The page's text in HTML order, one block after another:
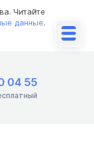
Читайте
данные.
04 55